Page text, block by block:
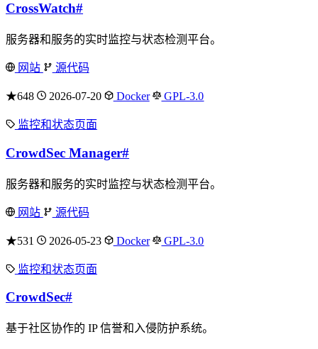
CrossWatch#
服务器和服务的实时监控与状态检测平台。
网站 源代码
★648 2026-07-20 Docker GPL-3.0
监控和状态页面
CrowdSec Manager#
服务器和服务的实时监控与状态检测平台。
网站 源代码
★531 2026-05-23 Docker GPL-3.0
监控和状态页面
CrowdSec#
基于社区协作的 IP 信誉和入侵防护系统。